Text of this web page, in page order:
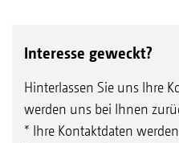
Interesse geweckt?
Hinterlassen Sie uns Ihre
werden uns bei Ihnen
* Ihre Kontaktdaten